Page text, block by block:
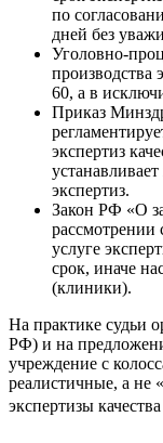
по
дней без
Уголовно-
производства
60, а в
Приказ
экспертиз
экспертиз.
Закон РФ «О
рассмотрении
услуге
срок, иначе
(клиники).
На практике судьи
РФ) и на
учреждение с
реалистичные, а не
экспертизы